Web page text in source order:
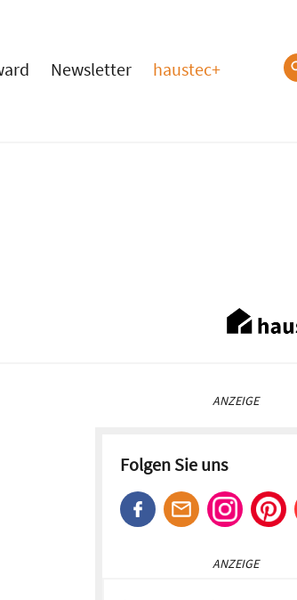
Newsletter haustec+
ANZEIGE
Folgen Sie uns
ANZEIGE